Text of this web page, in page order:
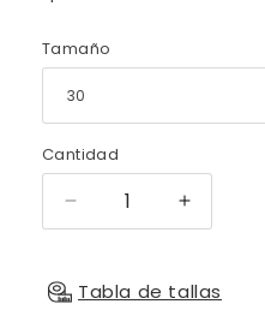
Tamaño
Cantidad
Reducir
cantidad
TENIS
Aumentar
cantidad
TENIS
Tabla de tallas